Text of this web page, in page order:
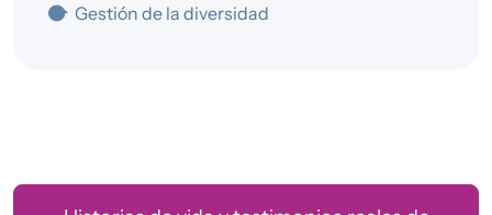
Gestión de la diversidad